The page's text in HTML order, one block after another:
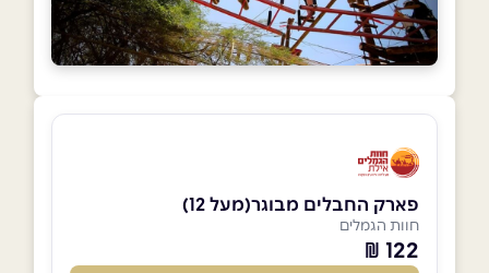
פארק החבלים מבוגר(מעל 12)
חוות הגמלים
122 ₪